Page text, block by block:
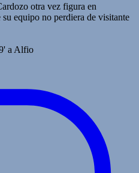
otra vez figura en
equipo no perdiera de visitante
a Alfio